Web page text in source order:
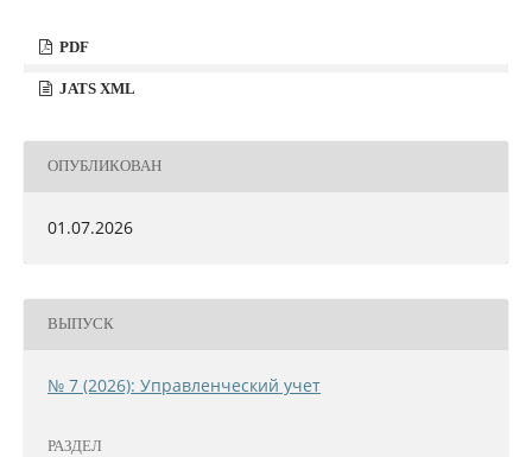
PDF
JATS XML
ОПУБЛИКОВАН
01.07.2026
ВЫПУСК
№ 7 (2026): Управленческий учет
РАЗДЕЛ